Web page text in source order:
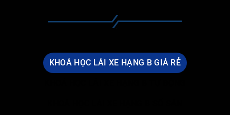
KHOÁ HỌC LÁI XE HẠNG B GIÁ RẺ